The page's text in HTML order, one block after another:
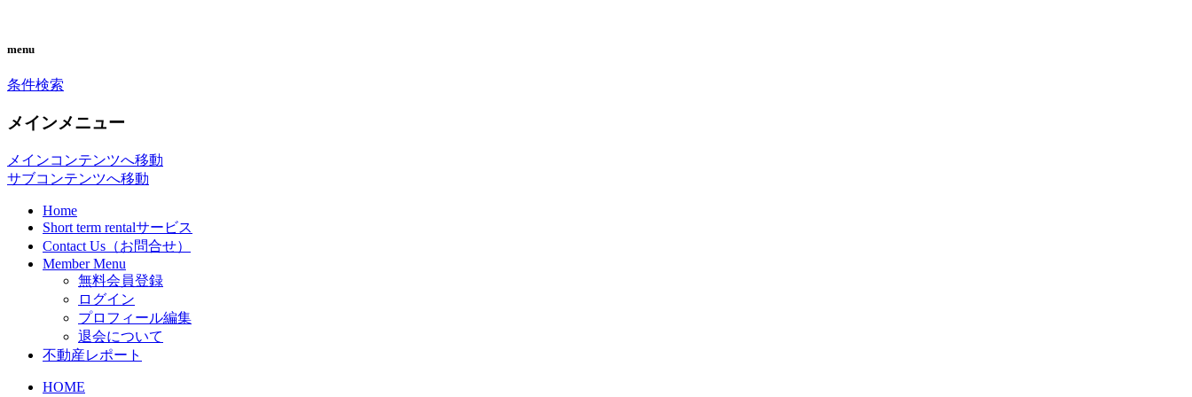
CONDO SEARCH in MAKATI. フィリピン不動産検索サイト「こんどマカティね！」
menu
条件検索
メインメニュー
メインコンテンツへ移動
サブコンテンツへ移動
Home
Short term rentalサービス
Contact Us（お問合せ）
Member Menu
無料会員登録
ログイン
プロフィール編集
退会について
不動産レポート
HOME